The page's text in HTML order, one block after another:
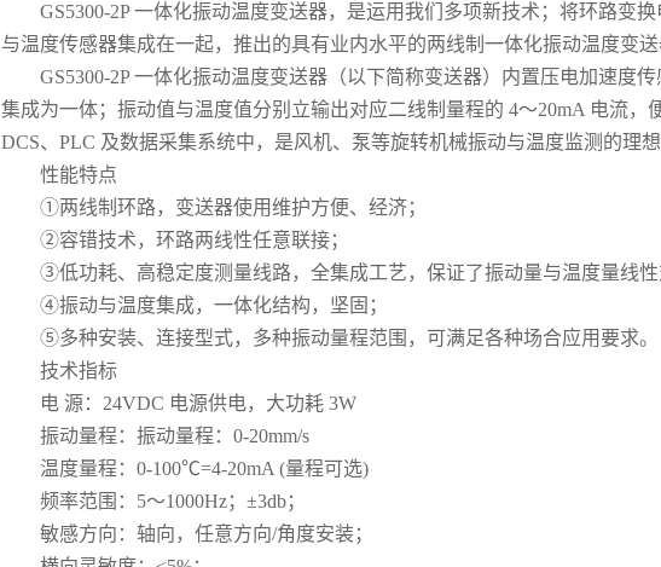
GS5300-2P 一体化振动温度变送器，是运用我们多项新技术；将环路变
与温度传感器集成在一起，推出的具有业内水平的两线制一体化振动温度变送
GS5300-2P 一体化振动温度变送器（以下简称变送器）内置压电加速度
集成为一体；振动值与温度值分别立输出对应二线制量程的 4～20mA 电流，
DCS、PLC 及数据采集系统中，是风机、泵等旋转机械振动与温度监测的理想
性能特点
①两线制环路，变送器使用维护方便、经济；
②容错技术，环路两线性任意联接；
③低功耗、高稳定度测量线路，全集成工艺，保证了振动量与温度量线性
④振动与温度集成，一体化结构，坚固；
⑤多种安装、连接型式，多种振动量程范围，可满足各种场合应用要求。
技术指标
电 源：24VDC 电源供电，大功耗 3W
振动量程：振动量程：0-20mm/s
温度量程：0-100℃=4-20mA (量程可选)
频率范围：5～1000Hz；±3db；
敏感方向：轴向，任意方向/角度安装；